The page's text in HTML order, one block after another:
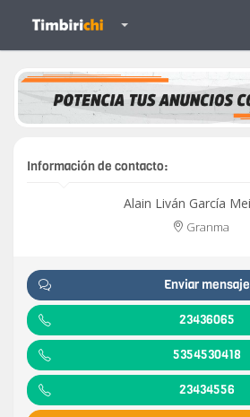
Información de contacto:
Alain Liván García
Granma
Enviar mensaje
23436065
5354530418
23434556